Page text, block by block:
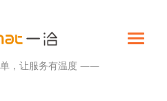
，让服务有温度 ——